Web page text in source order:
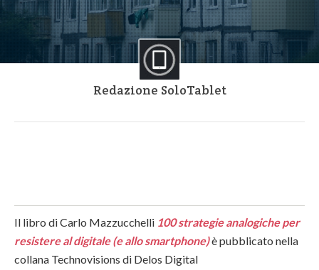
Redazione SoloTablet
Il libro di Carlo Mazzucchelli 100 strategie analogiche per
resistere al digitale (e allo smartphone)è pubblicato nella
collana Technovisions di Delos Digital